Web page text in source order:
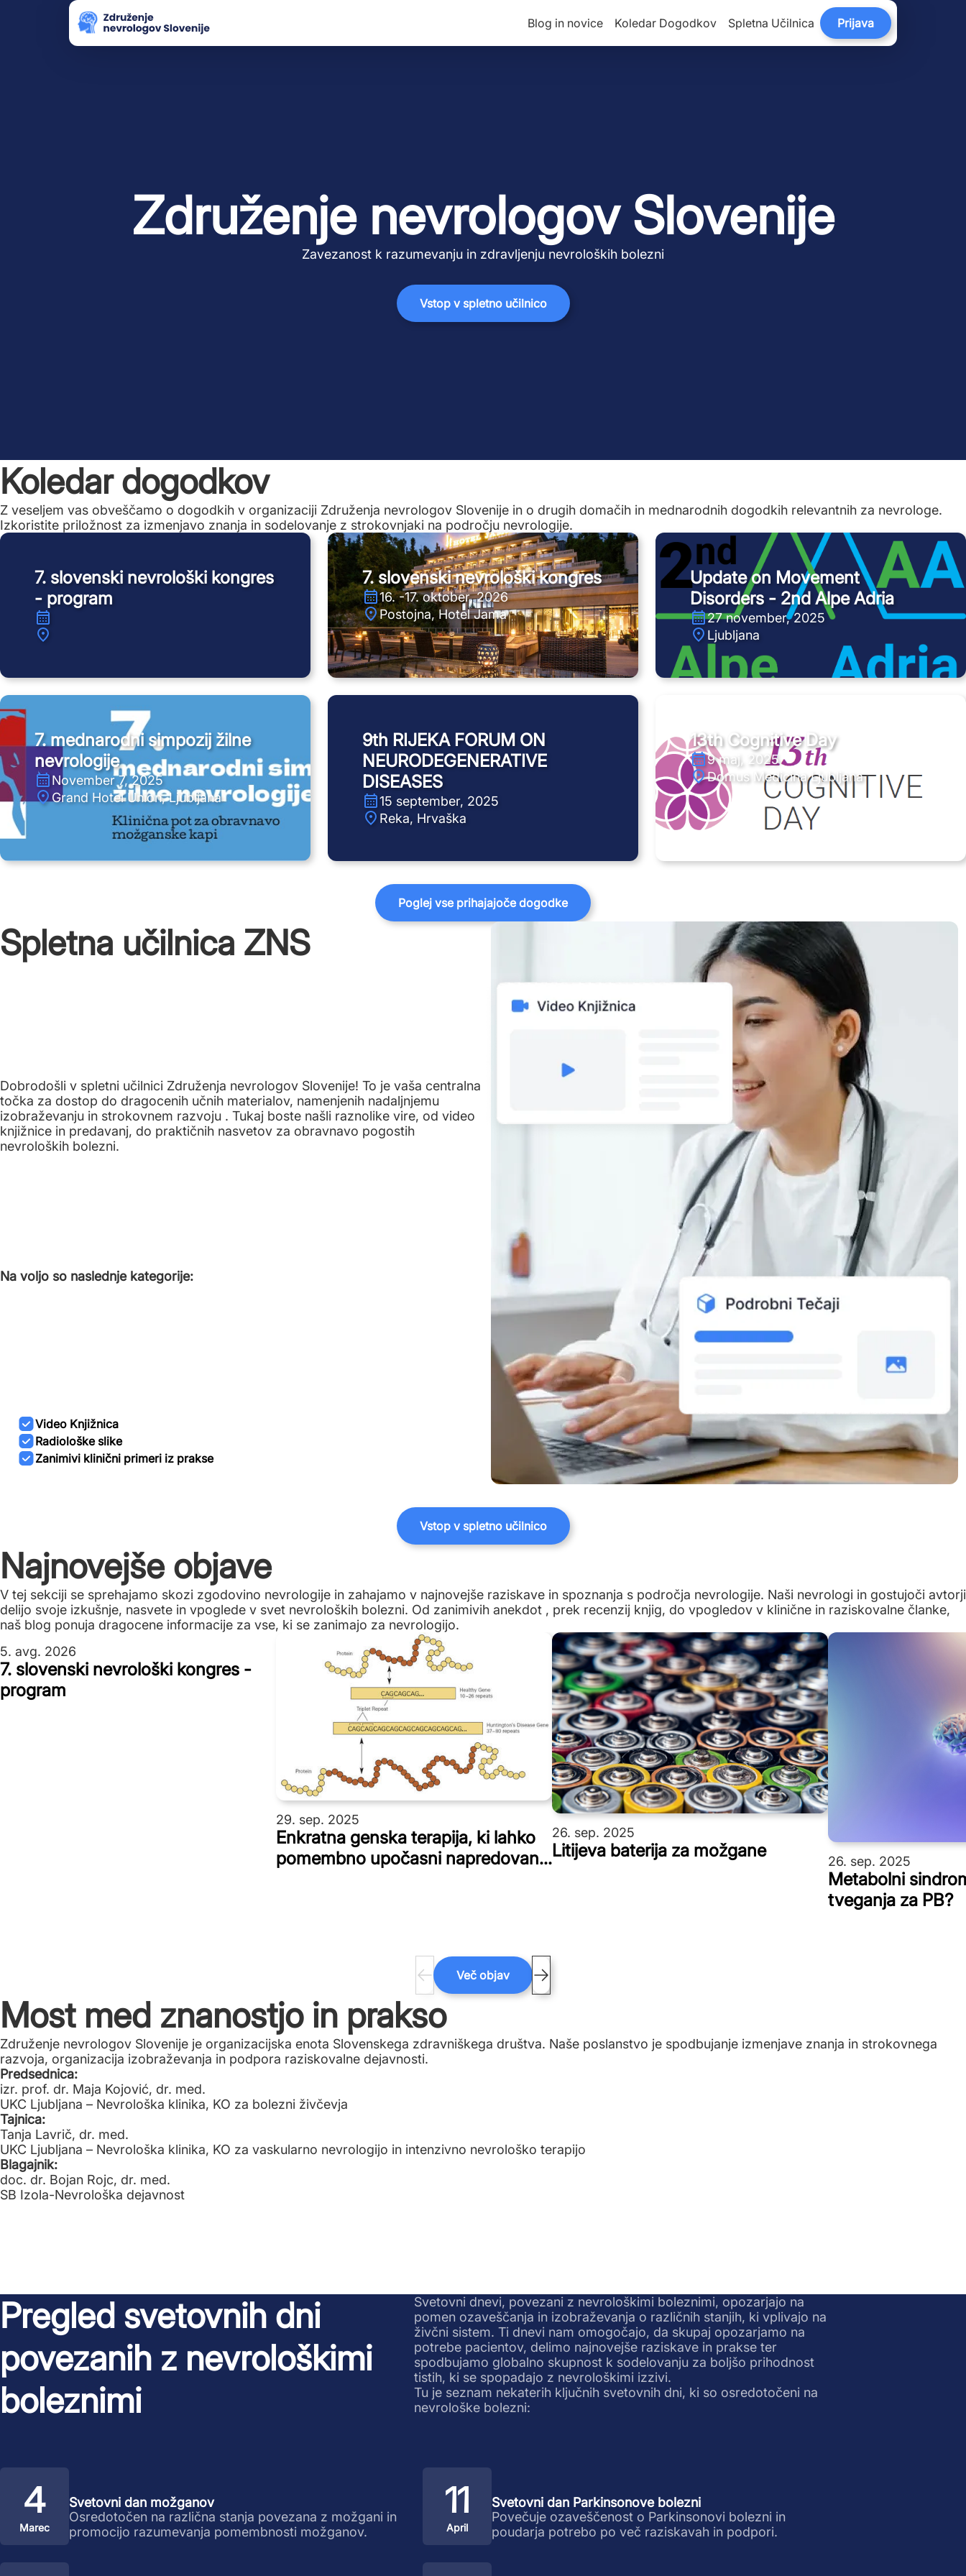
Blog in novice Koledar Dogodkov Spletna Učilnica Prijava
Združenje nevrologov Slovenije
Zavezanost k razumevanju in zdravljenju nevroloških bolezni
Vstop v spletno učilnico
Koledar dogodkov
Z veseljem vas obveščamo o dogodkih v organizaciji Združenja nevrologov Slovenije in o drugih domačih in mednarodnih dogodkih relevantnih za nevrologe.
Izkoristite priložnost za izmenjavo znanja in sodelovanje z strokovnjaki na področju nevrologije.
7. slovenski nevrološki kongres
- program
7. slovenski nevrološki kongres
16. -17. oktober, 2026
Postojna, Hotel Jama
Update on Movement
Disorders - 2nd Alpe Adria
27 november, 2025
Ljubljana
7. mednarodni simpozij žilne
nevrologije
November 7, 2025
Grand Hotel Union, Ljubljana
9th RIJEKA FORUM ON
NEURODEGENERATIVE
DISEASES
15 september, 2025
Reka, Hrvaška
13th Cognitive Day
9 maj, 2025
Domus Medicina Ljubljana
Poglej vse prihajajoče dogodke
Spletna učilnica ZNS
Dobrodošli v spletni učilnici Združenja nevrologov Slovenije! To je vaša centralna
točka za dostop do dragocenih učnih materialov, namenjenih nadaljnjemu
izobraževanju in strokovnem razvoju . Tukaj boste našli raznolike vire, od video
knjižnice in predavanj, do praktičnih nasvetov za obravnavo pogostih
nevroloških bolezni.
Na voljo so naslednje kategorije:
Video Knjižnica
Radiološke slike
Zanimivi klinični primeri iz prakse
Vstop v spletno učilnico
Najnovejše objave
V tej sekciji se sprehajamo skozi zgodovino nevrologije in zahajamo v najnovejše raziskave in spoznanja s področja nevrologije. Naši nevrologi in gostujoči avtorji
delijo svoje izkušnje, nasvete in vpoglede v svet nevroloških bolezni. Od zanimivih anekdot , prek recenzij knjig, do vpogledov v klinične in raziskovalne članke,
naš blog ponuja dragocene informacije za vse, ki se zanimajo za nevrologijo.
5. avg. 2026
7. slovenski nevrološki kongres -
program
29. sep. 2025
Enkratna genska terapija, ki lahko
pomembno upočasni napredovanje
26. sep. 2025
Litijeva baterija za možgane
26. sep. 2025
Metabolni
tveganja za PB?
Več objav
Most med znanostjo in prakso
Združenje nevrologov Slovenije je organizacijska enota Slovenskega zdravniškega društva. Naše poslanstvo je spodbujanje izmenjave znanja in strokovnega
razvoja, organizacija izobraževanja in podpora raziskovalne dejavnosti.
Predsednica:
izr. prof. dr. Maja Kojović, dr. med.
UKC Ljubljana – Nevrološka klinika, KO za bolezni živčevja
Tajnica:
Tanja Lavrič, dr. med.
UKC Ljubljana – Nevrološka klinika, KO za vaskularno nevrologijo in intenzivno nevrološko terapijo
Blagajnik:
doc. dr. Bojan Rojc, dr. med.
SB Izola-Nevrološka dejavnost
Pregled svetovnih dni
povezanih z nevrološkimi
boleznimi
Svetovni dnevi, povezani z nevrološkimi boleznimi, opozarjajo na
pomen ozaveščanja in izobraževanja o različnih stanjih, ki vplivajo na
živčni sistem. Ti dnevi nam omogočajo, da skupaj opozarjamo na
potrebe pacientov, delimo najnovejše raziskave in prakse ter
spodbujamo globalno skupnost k sodelovanju za boljšo prihodnost
tistih, ki se spopadajo z nevrološkimi izzivi.
Tu je seznam nekaterih ključnih svetovnih dni, ki so osredotočeni na
nevrološke bolezni:
4
Marec
Svetovni dan možganov
Osredotočen na različna stanja povezana z možgani in
promocijo razumevanja pomembnosti možganov.
11
April
Svetovni dan Parkinsonove bolezni
Povečuje ozaveščenost o Parkinsonovi bolezni in
poudarja potrebo po več raziskavah in podpori.